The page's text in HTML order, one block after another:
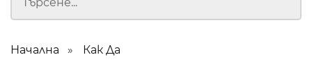
Начална Как Да